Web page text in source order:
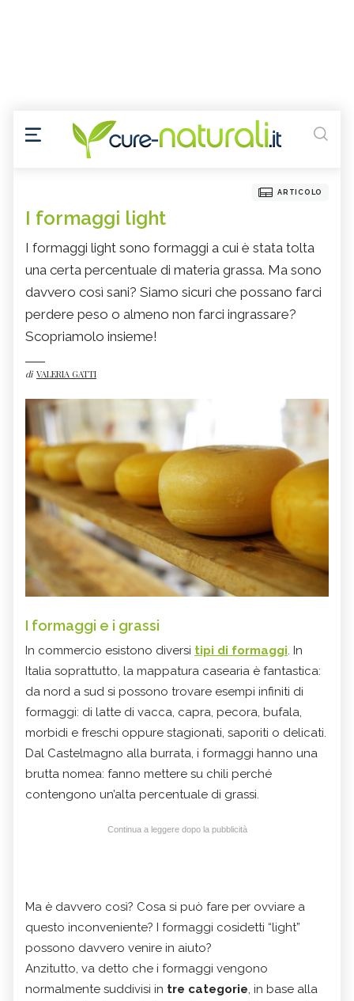
ARTICOLO
I formaggi light
I formaggi light sono formaggi a cui è stata tolta
una certa percentuale di materia grassa. Ma sono
davvero così sani? Siamo sicuri che possano farci
perdere peso o almeno non farci ingrassare?
Scopriamolo insieme!
di VALERIA GATTI
I formaggi e i grassi
In commercio esistono diversi tipi di formaggi. In
Italia soprattutto, la mappatura casearia è fantastica:
da nord a sud si possono trovare esempi infiniti di
formaggi: di latte di vacca, capra, pecora, bufala,
morbidi e freschi oppure stagionati, saporiti o delicati.
Dal Castelmagno alla burrata, i formaggi hanno una
brutta nomea: fanno mettere su chili perché
contengono un’alta percentuale di grassi.
Continua a leggere dopo la pubblicità
Ma è davvero così? Cosa si può fare per ovviare a
questo inconveniente? I formaggi cosidetti “light”
possono davvero venire in aiuto?
Anzitutto, va detto che i formaggi vengono
normalmente suddivisi in tre categorie, in base alla